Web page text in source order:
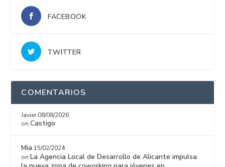
FACEBOOK
TWITTER
COMENTARIOS
Javier 08/08/2026
onCastigo
Mia 15/02/2024
onLa Agencia Local de Desarrollo de Alicante impulsa